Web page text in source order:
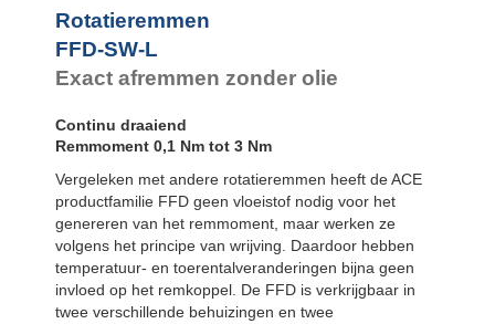
FYN-N1
FYN-S1
FYT-H1 en FYN-
FYT-LA3 en
FYN-LA3
Rotatieremmen
FFD-SW-L
Exact afremmen zonder olie
Continu draaiend
Remmoment 0,1 Nm tot 3 Nm
Vergeleken met andere rotatieremmen heeft de ACE
productfamilie FFD geen vloeistof nodig voor het
genereren van het remmoment, maar werken ze
volgens het principe van wrijving. Daardoor hebben
temperatuur- en toerentalveranderingen bijna geen
invloed op het remkoppel. De FFD is verkrijgbaar in
twee verschillende behuizingen en twee